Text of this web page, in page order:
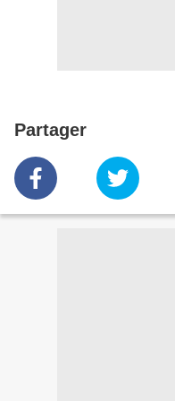
Partager